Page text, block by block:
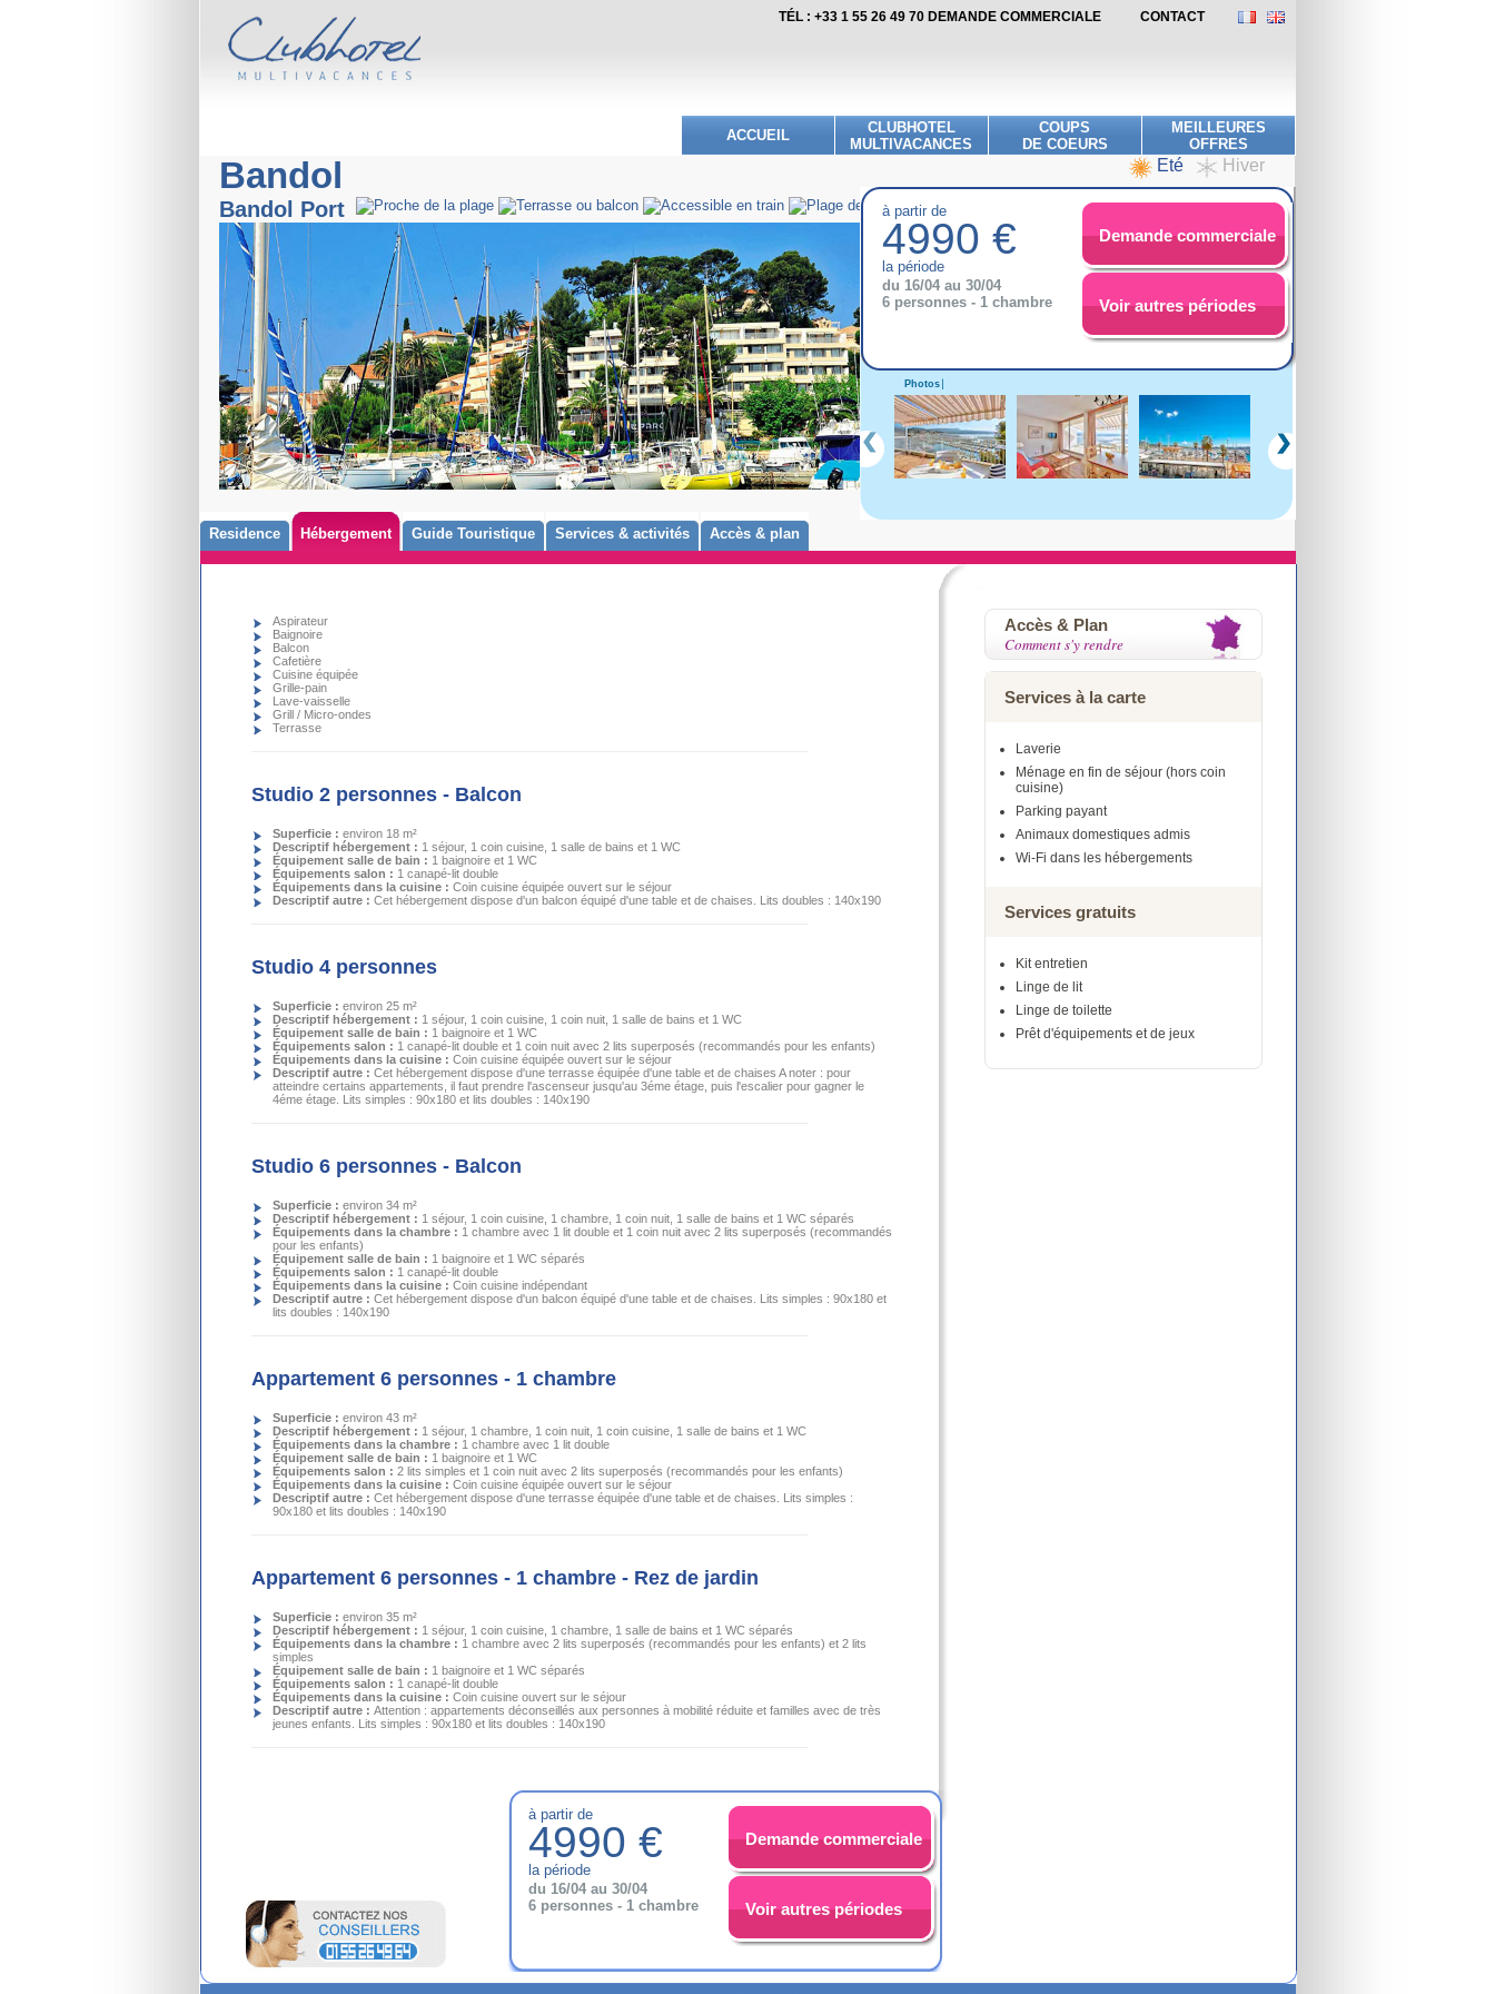
TÉL : +33 1 55 26 49 70 DEMANDE COMMERCIALE CONTACT
ACCUEIL
CLUBHOTEL
MULTIVACANCES
COUPS
DE COEURS
MEILLEURES
OFFRES
Bandol
Bandol Port
Eté Hiver
à partir de
4990 €
la période
du 16/04 au 30/04
6 personnes - 1 chambre
Demande commerciale
Voir autres périodes
Photos
Residence Hébergement Guide Touristique Services & activités Accès & plan
Aspirateur
Baignoire
Balcon
Cafetière
Cuisine équipée
Grille-pain
Lave-vaisselle
Grill / Micro-ondes
Terrasse
Studio 2 personnes - Balcon
Superficie : environ 18 m²
Descriptif hébergement : 1 séjour, 1 coin cuisine, 1 salle de bains et 1 WC
Équipement salle de bain : 1 baignoire et 1 WC
Équipements salon : 1 canapé-lit double
Équipements dans la cuisine : Coin cuisine équipée ouvert sur le séjour
Descriptif autre : Cet hébergement dispose d'un balcon équipé d'une table et de chaises. Lits doubles : 140x190
Studio 4 personnes
Superficie : environ 25 m²
Descriptif hébergement : 1 séjour, 1 coin cuisine, 1 coin nuit, 1 salle de bains et 1 WC
Équipement salle de bain : 1 baignoire et 1 WC
Équipements salon : 1 canapé-lit double et 1 coin nuit avec 2 lits superposés (recommandés pour les enfants)
Équipements dans la cuisine : Coin cuisine équipée ouvert sur le séjour
Descriptif autre : Cet hébergement dispose d'une terrasse équipée d'une table et de chaises A noter : pour
atteindre certains appartements, il faut prendre l'ascenseur jusqu'au 3éme étage, puis l'escalier pour gagner le
4éme étage. Lits simples : 90x180 et lits doubles : 140x190
Studio 6 personnes - Balcon
Superficie : environ 34 m²
Descriptif hébergement : 1 séjour, 1 coin cuisine, 1 chambre, 1 coin nuit, 1 salle de bains et 1 WC séparés
Équipements dans la chambre : 1 chambre avec 1 lit double et 1 coin nuit avec 2 lits superposés (recommandés
pour les enfants)
Équipement salle de bain : 1 baignoire et 1 WC séparés
Équipements salon : 1 canapé-lit double
Équipements dans la cuisine : Coin cuisine indépendant
Descriptif autre : Cet hébergement dispose d'un balcon équipé d'une table et de chaises. Lits simples : 90x180 et
lits doubles : 140x190
Appartement 6 personnes - 1 chambre
Superficie : environ 43 m²
Descriptif hébergement : 1 séjour, 1 chambre, 1 coin nuit, 1 coin cuisine, 1 salle de bains et 1 WC
Équipements dans la chambre : 1 chambre avec 1 lit double
Équipement salle de bain : 1 baignoire et 1 WC
Équipements salon : 2 lits simples et 1 coin nuit avec 2 lits superposés (recommandés pour les enfants)
Équipements dans la cuisine : Coin cuisine équipée ouvert sur le séjour
Descriptif autre : Cet hébergement dispose d'une terrasse équipée d'une table et de chaises. Lits simples :
90x180 et lits doubles : 140x190
Appartement 6 personnes - 1 chambre - Rez de jardin
Superficie : environ 35 m²
Descriptif hébergement : 1 séjour, 1 coin cuisine, 1 chambre, 1 salle de bains et 1 WC séparés
Équipements dans la chambre : 1 chambre avec 2 lits superposés (recommandés pour les enfants) et 2 lits
simples
Équipement salle de bain : 1 baignoire et 1 WC séparés
Équipements salon : 1 canapé-lit double
Équipements dans la cuisine : Coin cuisine ouvert sur le séjour
Descriptif autre : Attention : appartements déconseillés aux personnes à mobilité réduite et familles avec de très
jeunes enfants. Lits simples : 90x180 et lits doubles : 140x190
Accès & Plan
Comment s'y rendre
Services à la carte
Laverie
Ménage en fin de séjour (hors coin
cuisine)
Parking payant
Animaux domestiques admis
Wi-Fi dans les hébergements
Services gratuits
Kit entretien
Linge de lit
Linge de toilette
Prêt d'équipements et de jeux
à partir de
4990 €
la période
du 16/04 au 30/04
6 personnes - 1 chambre
Demande commerciale
Voir autres périodes